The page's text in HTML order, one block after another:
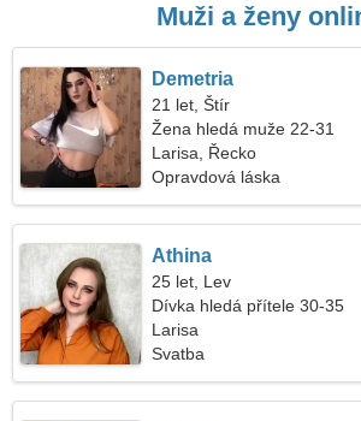
Muži a ženy
Demetria
21 let, Štír
Žena hledá muže 22-31
Larisa, Řecko
Opravdová láska
Athina
25 let, Lev
Dívka hledá přítele 30-35
Larisa
Svatba